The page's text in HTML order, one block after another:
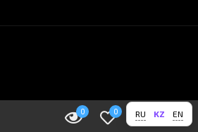
RU KZ EN
0 0 0 0